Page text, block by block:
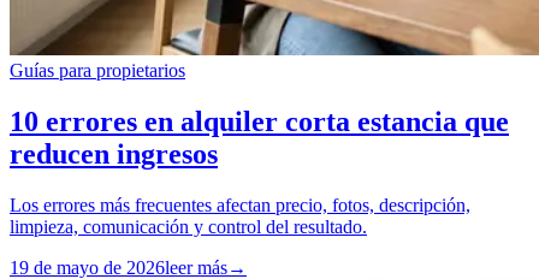
Guías para propietarios
10 errores en alquiler corta estancia que
reducen ingresos
Los errores más frecuentes afectan precio, fotos, descripción,
limpieza, comunicación y control del resultado.
19 de mayo de 2026leer más→